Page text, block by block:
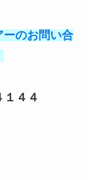
のお問い合
４４